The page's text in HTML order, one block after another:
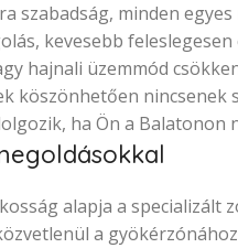
szabadság, minden egyes
kevesebb feleslegesen
hajnali üzemmód
köszönhetően nincsenek
ha Ön a Balatonon
alapja a specializált
a